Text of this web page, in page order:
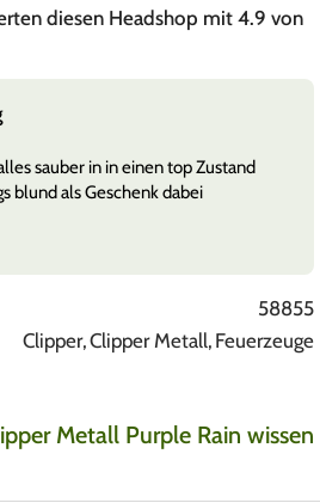
diesen Headshop mit 4.9 von
sauber in in einen top Zustand
blund als Geschenk dabei
58855
Clipper,Clipper Metall, Feuerzeuge
Metall Purple Rain wissen